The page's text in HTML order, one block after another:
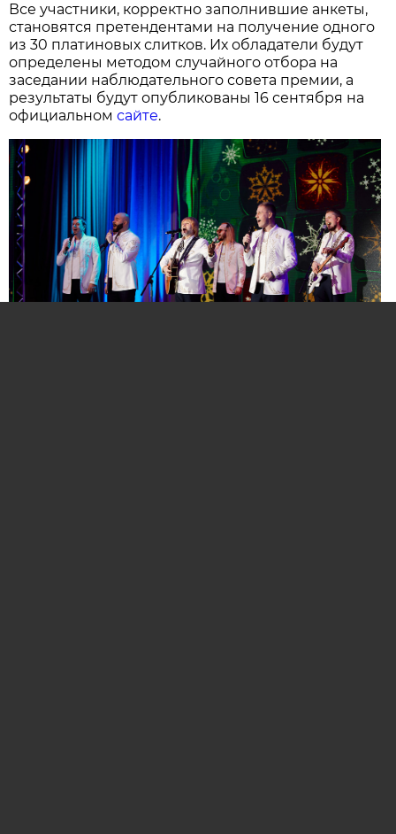
Все участники, корректно заполнившие анкеты,
становятся претендентами на получение одного
из 30 платиновых слитков. Их обладатели будут
определены методом случайного отбора на
заседании наблюдательного совета премии, а
результаты будут опубликованы 16 сентября на
официальномсайте.